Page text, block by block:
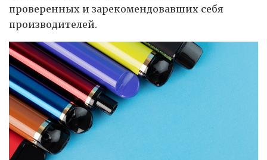
проверенных и зарекомендовавших себя
производителей.